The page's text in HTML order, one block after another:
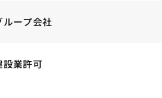
ループ会社
設業許可